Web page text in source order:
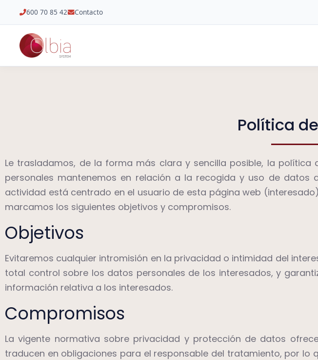
600 70 85 42 Contacto
Política
Le trasladamos, de la forma más clara y sencilla posible, la
personales mantenemos en relación a la recogida y uso de
actividad está centrado en el usuario de esta página web
marcamos los siguientes objetivos y compromisos.
Objetivos
Evitaremos cualquier intromisión en la privacidad o intimidad del
total control sobre los datos personales de los interesados, y
información relativa a los interesados.
Compromisos
La vigente normativa sobre privacidad y protección de datos
traducen en obligaciones para el responsable del tratamiento, por